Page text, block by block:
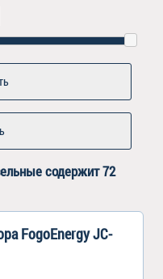
содержит 72
FogoEnergy JC-